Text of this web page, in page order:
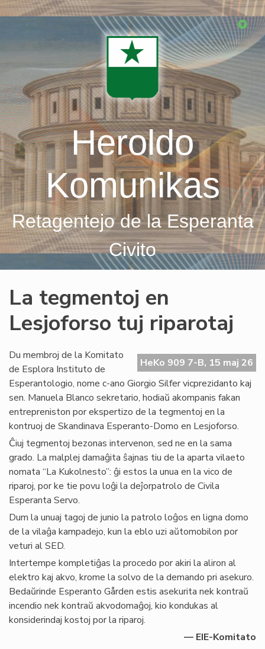
Skip
Heroldo
Komunikas
Retagentejo de la Esperanta
Civito
La tegmentoj en
Lesjoforso tuj riparotaj
HeKo 909 7-B, 15 maj 26
Du membroj de la Komitato
de Esplora Instituto de
Esperantologio, nome c-ano Giorgio Silfer vicprezidanto kaj
sen. Manuela Blanco sekretario, hodiaŭ akompanis fakan
entrepreniston por ekspertizo de la tegmentoj en la
kontruoj de Skandinava Esperanto-Domo en Lesjoforso.
Ĉiuj tegmentoj bezonas intervenon, sed ne en la sama
grado. La malplej damaĝita ŝajnas tiu de la aparta vilaeto
nomata “La Kukolnesto”: ĝi estos la unua en la vico de
riparoj, por ke tie povu loĝi la deĵorpatrolo de Civila
Esperanta Servo.
Dum la unuaj tagoj de junio la patrolo loĝos en ligna domo
de la vilaĝa kampadejo, kun la eblo uzi aŭtomobilon por
veturi al SED.
Intertempe kompletiĝas la procedo por akiri la aliron al
elektro kaj akvo, krome la solvo de la demando pri asekuro.
Bedaŭrinde Esperanto Gården estis asekurita nek kontraŭ
incendio nek kontraŭ akvodomaĝoj, kio kondukas al
konsiderindaj kostoj por la riparoj.
— EIE-Komitato